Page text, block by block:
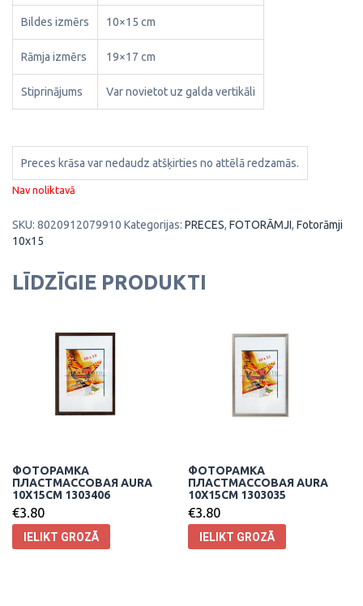
Bildes izmērs 10×15 cm
Rāmja izmērs 19×17 cm
Stiprinājums Var novietot uz galda vertikāli
Preces krāsa var nedaudz atšķirties no attēlā redzamās.
Nav noliktavā
SKU: 8020912079910 Kategorijas: PRECES, FOTORĀMJI, Fotorāmji
10x15
LĪDZĪGIE PRODUKTI
ФОТОРАМКА
ПЛАСТМАССОВАЯ AURA
10X15CM 1303406
€3.80
IELIKT GROZĀ
ФОТОРАМКА
ПЛАСТМАССОВАЯ AURA
10X15CM 1303035
€3.80
IELIKT GROZĀ